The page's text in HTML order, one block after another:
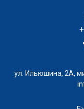
ул. Ильюшина, 2А,